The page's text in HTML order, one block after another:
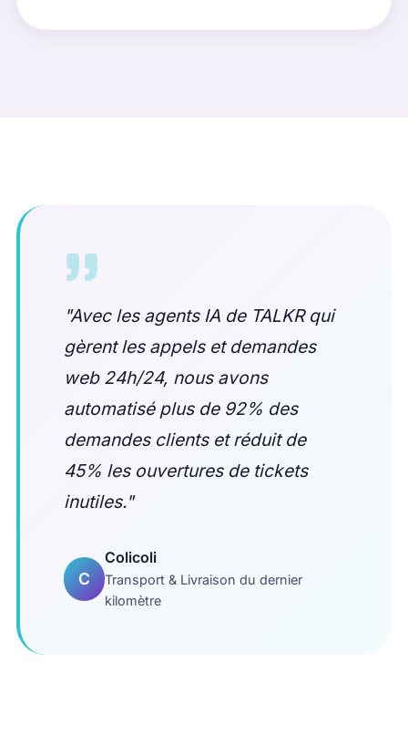
"Avec les agents IA de TALKR qui
gèrent les appels et demandes
web 24h/24, nous avons
automatisé plus de 92% des
demandes clients et réduit de
45% les ouvertures de tickets
inutiles."
C
Colicoli
Transport & Livraison du dernier
kilomètre